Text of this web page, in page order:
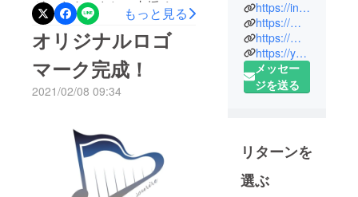
ざいます。またご支援くだ
さった皆様本当にありがと
うございました。本日で
Duo sourireのCD作成のため
のクラウドファンディング
ングやジャケット撮影、マ
スタリングなど‥全て2人で
こだわりを持って行って参
もっと見る
オリジナルロゴ
マーク完成！
2021/02/08 09:34
2017年より
定期的に
デュオコン
サート開催
している。
https://instagram.com/duo_sourire?igshid=16drerd7swiol
https://mobile.twitter.com/sop_nkp22
https://mobile.twitter.com/OoSaariyyoO
https://youtu.be/lReXc83B2wA
メッセー
ジを送る
リターンを
選ぶ